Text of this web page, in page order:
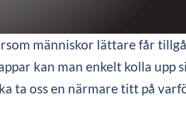
människor lättare får
kan man enkelt kolla upp
ta oss en närmare titt på